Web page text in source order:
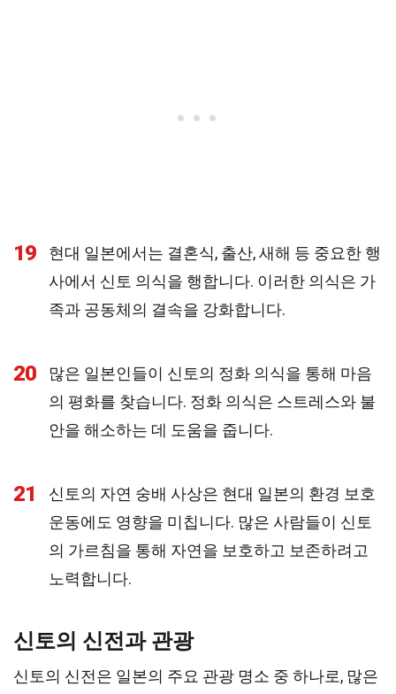
19
현대 일본에서는 결혼식, 출산, 새해 등 중요한 행
사에서 신토 의식을 행합니다. 이러한 의식은 가
족과 공동체의 결속을 강화합니다.
20
많은 일본인들이 신토의 정화 의식을 통해 마음
의 평화를 찾습니다. 정화 의식은 스트레스와 불
안을 해소하는 데 도움을 줍니다.
21
신토의 자연 숭배 사상은 현대 일본의 환경 보호
운동에도 영향을 미칩니다. 많은 사람들이 신토
의 가르침을 통해 자연을 보호하고 보존하려고
노력합니다.
신토의 신전과 관광
신토의 신전은 일본의 주요 관광 명소 중 하나로, 많은